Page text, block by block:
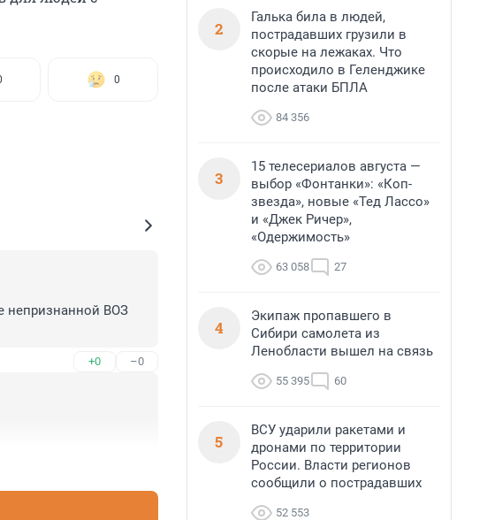
0
непризнанной ВОЗ
+0 –0
2
Галька била в людей,
пострадавших грузили в
скорые на лежаках. Что
происходило в Геленджике
после атаки БПЛА
84 356
3
15 телесериалов августа —
выбор «Фонтанки»: «Коп-
звезда», новые «Тед Лассо»
и «Джек Ричер»,
«Одержимость»
63 058 27
4
Экипаж пропавшего в
Сибири самолета из
Ленобласти вышел на связь
55 395 60
5
ВСУ ударили ракетами и
дронами по территории
России. Власти регионов
сообщили о пострадавших
52 553